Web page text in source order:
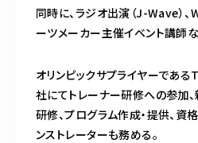
同時に、ラジオ出演（J-Wave）
ーツメーカー主催イベント講師
オリンピックサプライヤーであ
社にてトレーナー研修への参加
研修、プログラム作成・提供、資
ンストレーターも務める。